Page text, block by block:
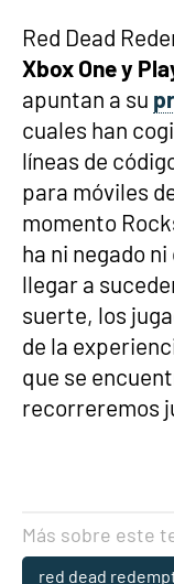
Red Dead
Xbox One y
apuntan a su
cuales han
líneas de
para móviles
momento
ha ni negado
llegar a
suerte, los
de la
que se
recorreremos
Más sobre este
red dead